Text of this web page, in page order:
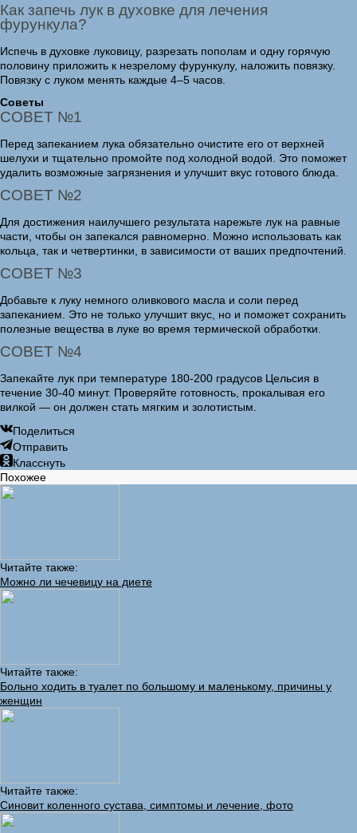
Как запечь лук в духовке для лечения
фурункула?
Испечь в духовке луковицу, разрезать пополам и одну горячую
половину приложить к незрелому фурункулу, наложить повязку.
Повязку с луком менять каждые 4–5 часов.
Советы
СОВЕТ №1
Перед запеканием лука обязательно очистите его от верхней
шелухи и тщательно промойте под холодной водой. Это поможет
удалить возможные загрязнения и улучшит вкус готового блюда.
СОВЕТ №2
Для достижения наилучшего результата нарежьте лук на равные
части, чтобы он запекался равномерно. Можно использовать как
кольца, так и четвертинки, в зависимости от ваших предпочтений.
СОВЕТ №3
Добавьте к луку немного оливкового масла и соли перед
запеканием. Это не только улучшит вкус, но и поможет сохранить
полезные вещества в луке во время термической обработки.
СОВЕТ №4
Запекайте лук при температуре 180-200 градусов Цельсия в
течение 30-40 минут. Проверяйте готовность, прокалывая его
вилкой — он должен стать мягким и золотистым.
Поделиться
Отправить
Класснуть
Похожее
Читайте также:
Можно ли чечевицу на диете
Читайте также:
Больно ходить в туалет по большому и маленькому, причины у
женщин
Читайте также:
Синовит коленного сустава, симптомы и лечение, фото